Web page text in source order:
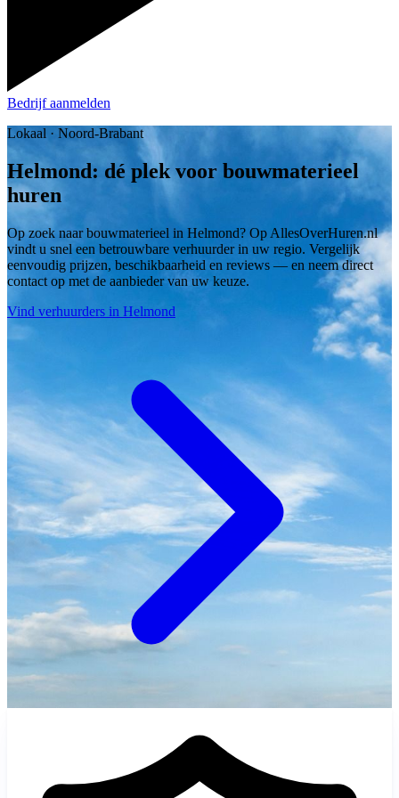
Bedrijf aanmelden
Lokaal · Noord-Brabant
Helmond: dé plek voor bouwmaterieel
huren
Op zoek naar bouwmaterieel in Helmond? Op AllesOverHuren.nl
vindt u snel een betrouwbare verhuurder in uw regio. Vergelijk
eenvoudig prijzen, beschikbaarheid en reviews — en neem direct
contact op met de aanbieder van uw keuze.
Vind verhuurders in Helmond